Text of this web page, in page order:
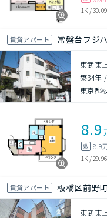
1K /
賃貸アパート 常盤台フジ
東武東
築34年 /
東京都
8.9
敷 8.9
1K /
賃貸アパート 板橋区前野
東武東